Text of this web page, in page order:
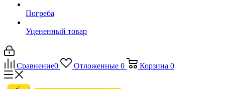
Погреба
Уцененный товар
Сравнение0 Отложенные 0 Корзина 0